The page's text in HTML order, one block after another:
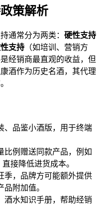
策解析
通常分为两类： 硬性支持
支持 （如培训、营销方
经销商最直观的收益，但
酒作为历史名酒，其代理
、品鉴小酒版，用于终端
比例赠送同款产品，例如
接降低进货成本。
季，品牌方可能额外提供
附加值。
酒水知识手册，帮助经销